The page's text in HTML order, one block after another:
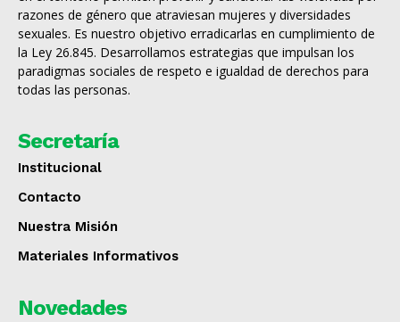
razones de género que atraviesan mujeres y diversidades
sexuales. Es nuestro objetivo erradicarlas en cumplimiento de
la Ley 26.845. Desarrollamos estrategias que impulsan los
paradigmas sociales de respeto e igualdad de derechos para
todas las personas.
Secretaría
Institucional
Contacto
Nuestra Misión
Materiales Informativos
Novedades